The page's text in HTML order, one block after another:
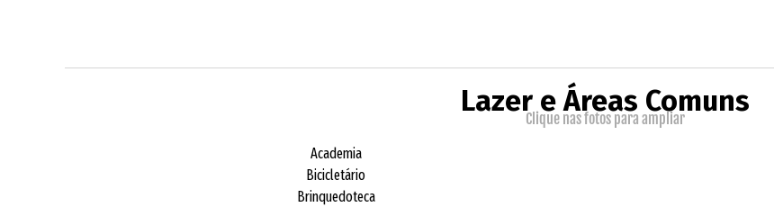
Lazer e Áreas Comuns
Clique nas fotos para ampliar
Academia
Bicicletário
Brinquedoteca